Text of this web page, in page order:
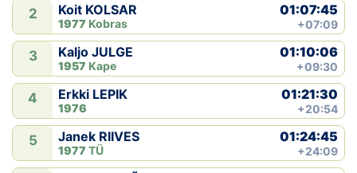
2 Koit KOLSAR
1977 Kobras
01:07:45
+07:09
3 Kaljo JULGE
1957 Kape
01:10:06
+09:30
4 Erkki LEPIK
1976
01:21:30
+20:54
5 Janek RIIVES
1977 TÜ
01:24:45
+24:09